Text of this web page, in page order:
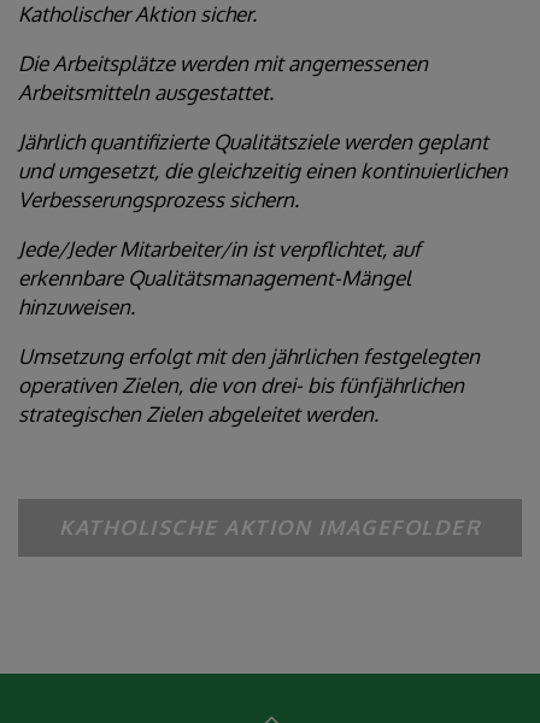
Katholischer Aktion sicher.
Die Arbeitsplätze werden mit angemessenen
Arbeitsmitteln ausgestattet.
Jährlich quantifizierte Qualitätsziele werden geplant
und umgesetzt, die gleichzeitig einen kontinuierlichen
Verbesserungsprozess sichern.
Jede/Jeder Mitarbeiter/in ist verpflichtet, auf
erkennbare Qualitätsmanagement-Mängel
hinzuweisen.
Umsetzung erfolgt mit den jährlichen festgelegten
operativen Zielen, die von drei- bis fünfjährlichen
strategischen Zielen abgeleitet werden.
KATHOLISCHE AKTION IMAGEFOLDER